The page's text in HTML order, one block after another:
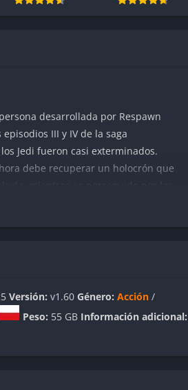
desarrollada por Respawn
III y IV de la saga
Jedi fueron casi exterminados.
debe recuperar un holocrón que
mientras es perseguido por los
uno con sus propios entornos únicos
Order
ofreciendo un sistema táctico y
Versión: v1.60 Género: Acción /
Peso: 55 GB Información adicional: